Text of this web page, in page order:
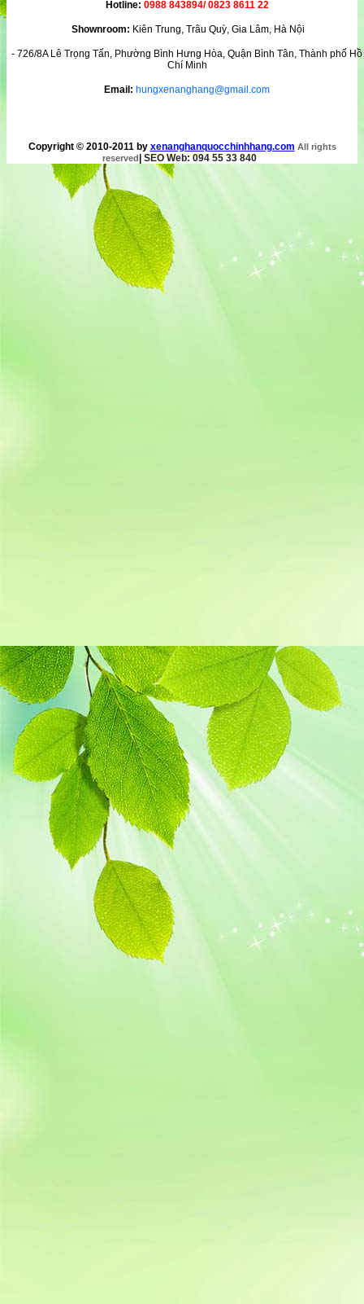
Hotline: 0988 843894/ 0823 8611 22
Shownroom: Kiên Trung, Trâu Quỳ, Gia Lâm, Hà Nội
- 726/8A Lê Trọng Tấn, Phường Bình Hưng Hòa, Quận Bình Tân, Thành phố Hồ
Chí Minh
Email: hungxenanghang@gmail.com
Copyright © 2010-2011 by xenanghanquocchinhhang.com All rights
reserved SEO Web: 094 55 33 840